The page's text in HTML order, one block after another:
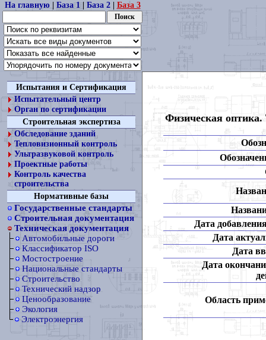
На главную| База 1| База 2| База 3
Испытания и Сертификация
Испытательный центр
Орган по сертификации
Строительная экспертиза
Обследование зданий
Тепловизионный контроль
Ультразвуковой контроль
Проектные работы
Контроль качества
строительства
Нормативные базы
Государственные стандарты
Строительная документация
Техническая документация
Автомобильные дороги
Классификатор ISO
Мостостроение
Национальные стандарты
Строительство
Технический надзор
Ценообразование
Экология
Электроэнергия
Физическая
Дата
Дата
Дата
Дата
Область